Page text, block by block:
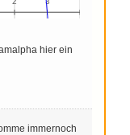
hier ein
immernoch